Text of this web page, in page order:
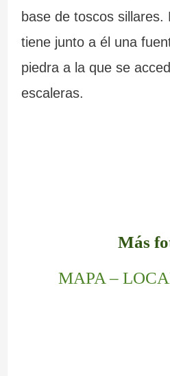
base de toscos
tiene junto a él una
piedra a la que se
escaleras.
Más
MAPA –